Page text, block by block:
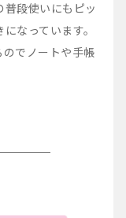
段使いにもピッ
なっています。
でノートや手帳